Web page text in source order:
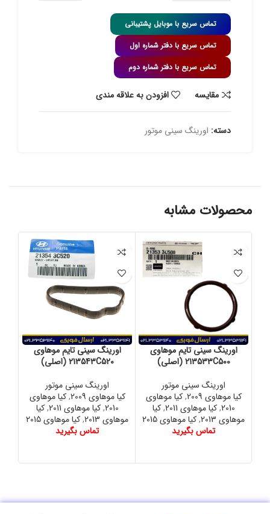
تماس سریع با موبایل پشتیبانی
تماس سریع با دفتر شماره اول
تماس سریع با دفتر شماره دوم
مقايسه افزودن به علاقه مندی
دسته: اورینگ سینی موتور
محصولات مشابه
اورینگ سینی تایم موهاوی
213533C500 (اصلی)
اورینگ سینی موتور
کیا موهاوی 2009
,کیا موهاوی
2010
,کیا موهاوی 2011 ,کیا
موهاوی 2013
,کیا موهاوی 2015
تماس بگیرید
اورینگ سینی تایم موهاوی
213543C520 (اصلی)
اورینگ سینی موتور
کیا موهاوی 2009
,کیا موهاوی
2010
,کیا موهاوی 2011 ,کیا
موهاوی 2013
,کیا موهاوی 2015
تماس بگیرید